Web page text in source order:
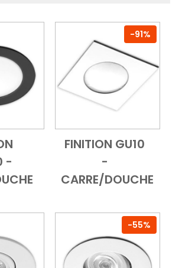
Cart
Vue d'ensemble
-
-91%
Add to Cart
Vue
FINITION GU10
-
CARRE/DOUCHE
-55%